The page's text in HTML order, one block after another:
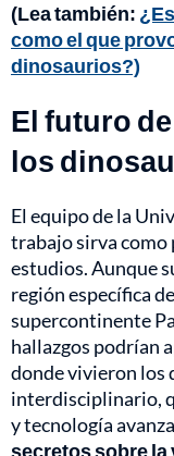
(Lea también:
como el que
dinosaurios?)
El futuro
los
El equipo de la
trabajo sirva
estudios. Aunque
región específica
supercontinente
hallazgos podrían
donde vivieron los
interdisciplinario,
y tecnología
secretos sobre la